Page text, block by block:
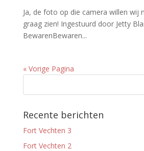
Ja, de foto op die camera willen wij
graag zien! Ingestuurd door Jetty
BewarenBewaren...
« Vorige Pagina
Recente berichten
Fort Vechten 3
Fort Vechten 2